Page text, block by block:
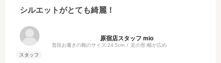
シルエットがとても綺麗！
原宿店スタッフ mio
普段お履きの靴のサイズ:24.5cm 足の形:幅が広め